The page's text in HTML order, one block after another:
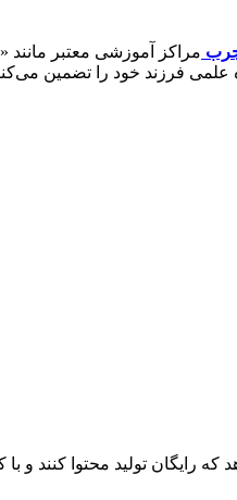
مراکز آموزشی معتبر مانند «
علمی فرزند خود را تضمین
که رایگان تولید محتوا